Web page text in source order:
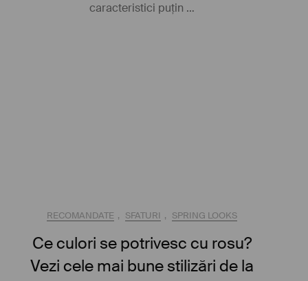
caracteristici puțin …
RECOMANDATE , SFATURI , SPRING LOOKS
Ce culori se potrivesc cu rosu?
Vezi cele mai bune stilizări de la